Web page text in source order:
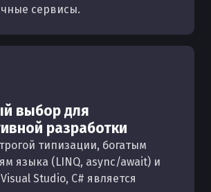
сервисы.
выбор для
разработки
типизации, богатым
языка (LINQ, async/await) и
Studio, C# является